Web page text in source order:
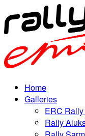
Home
Galleries
ERC
Rally